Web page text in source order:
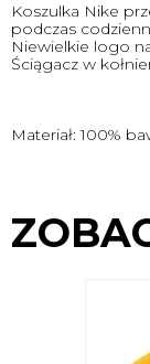
Koszulka Nike
podczas
Niewielkie logo
Ściągacz w
Materiał: 100%